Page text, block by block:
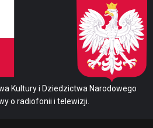
Kultury i Dziedzictwa Narodowego
o radiofonii i telewizji.